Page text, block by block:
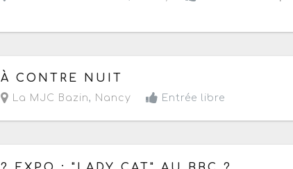
Le jeudi 15 janvier 2026
À CONTRE NUIT
La MJC Bazin, Nancy Entrée libre
Du mardi 30 septembre au vendredi 31 octobre 2025